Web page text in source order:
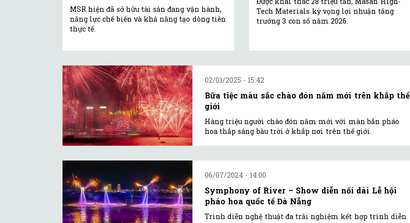
MSR hiện đã sở hữu tài sản đang vận hành,
năng lực chế biến và khả năng tạo dòng tiền
thực tế.
Tech Materials kỳ vọng lợi nhuận tăng
trưởng 3 con số năm 2026.
02/01/2025 - 15:42
Bữa tiệc màu sắc chào đón năm mới trên khắp thế
giới
Hàng triệu người chào đón năm mới với màn bắn pháo
hoa thắp sáng bầu trời ở khắp nơi trên thế giới.
06/07/2024 - 14:00
Symphony of River – Show diễn nối dài Lễ hội
pháo hoa quốc tế Đà Nẵng
Trình diễn nghệ thuật đa trải nghiệm kết hợp trình diễn